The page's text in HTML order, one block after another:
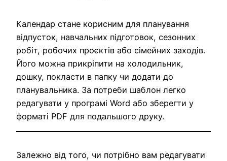
Календар стане корисним для планування
відпусток, навчальних підготовок, сезонних
робіт, робочих проєктів або сімейних заходів.
Його можна прикріпити на холодильник,
дошку, покласти в папку чи додати до
планувальника. За потреби шаблон легко
редагувати у програмі Word або зберегти у
форматі PDF для подальшого друку.
Залежно від того, чи потрібно вам редагувати